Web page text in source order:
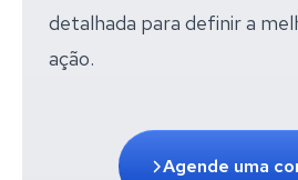
detalhada para definir a
ação.
Agende uma